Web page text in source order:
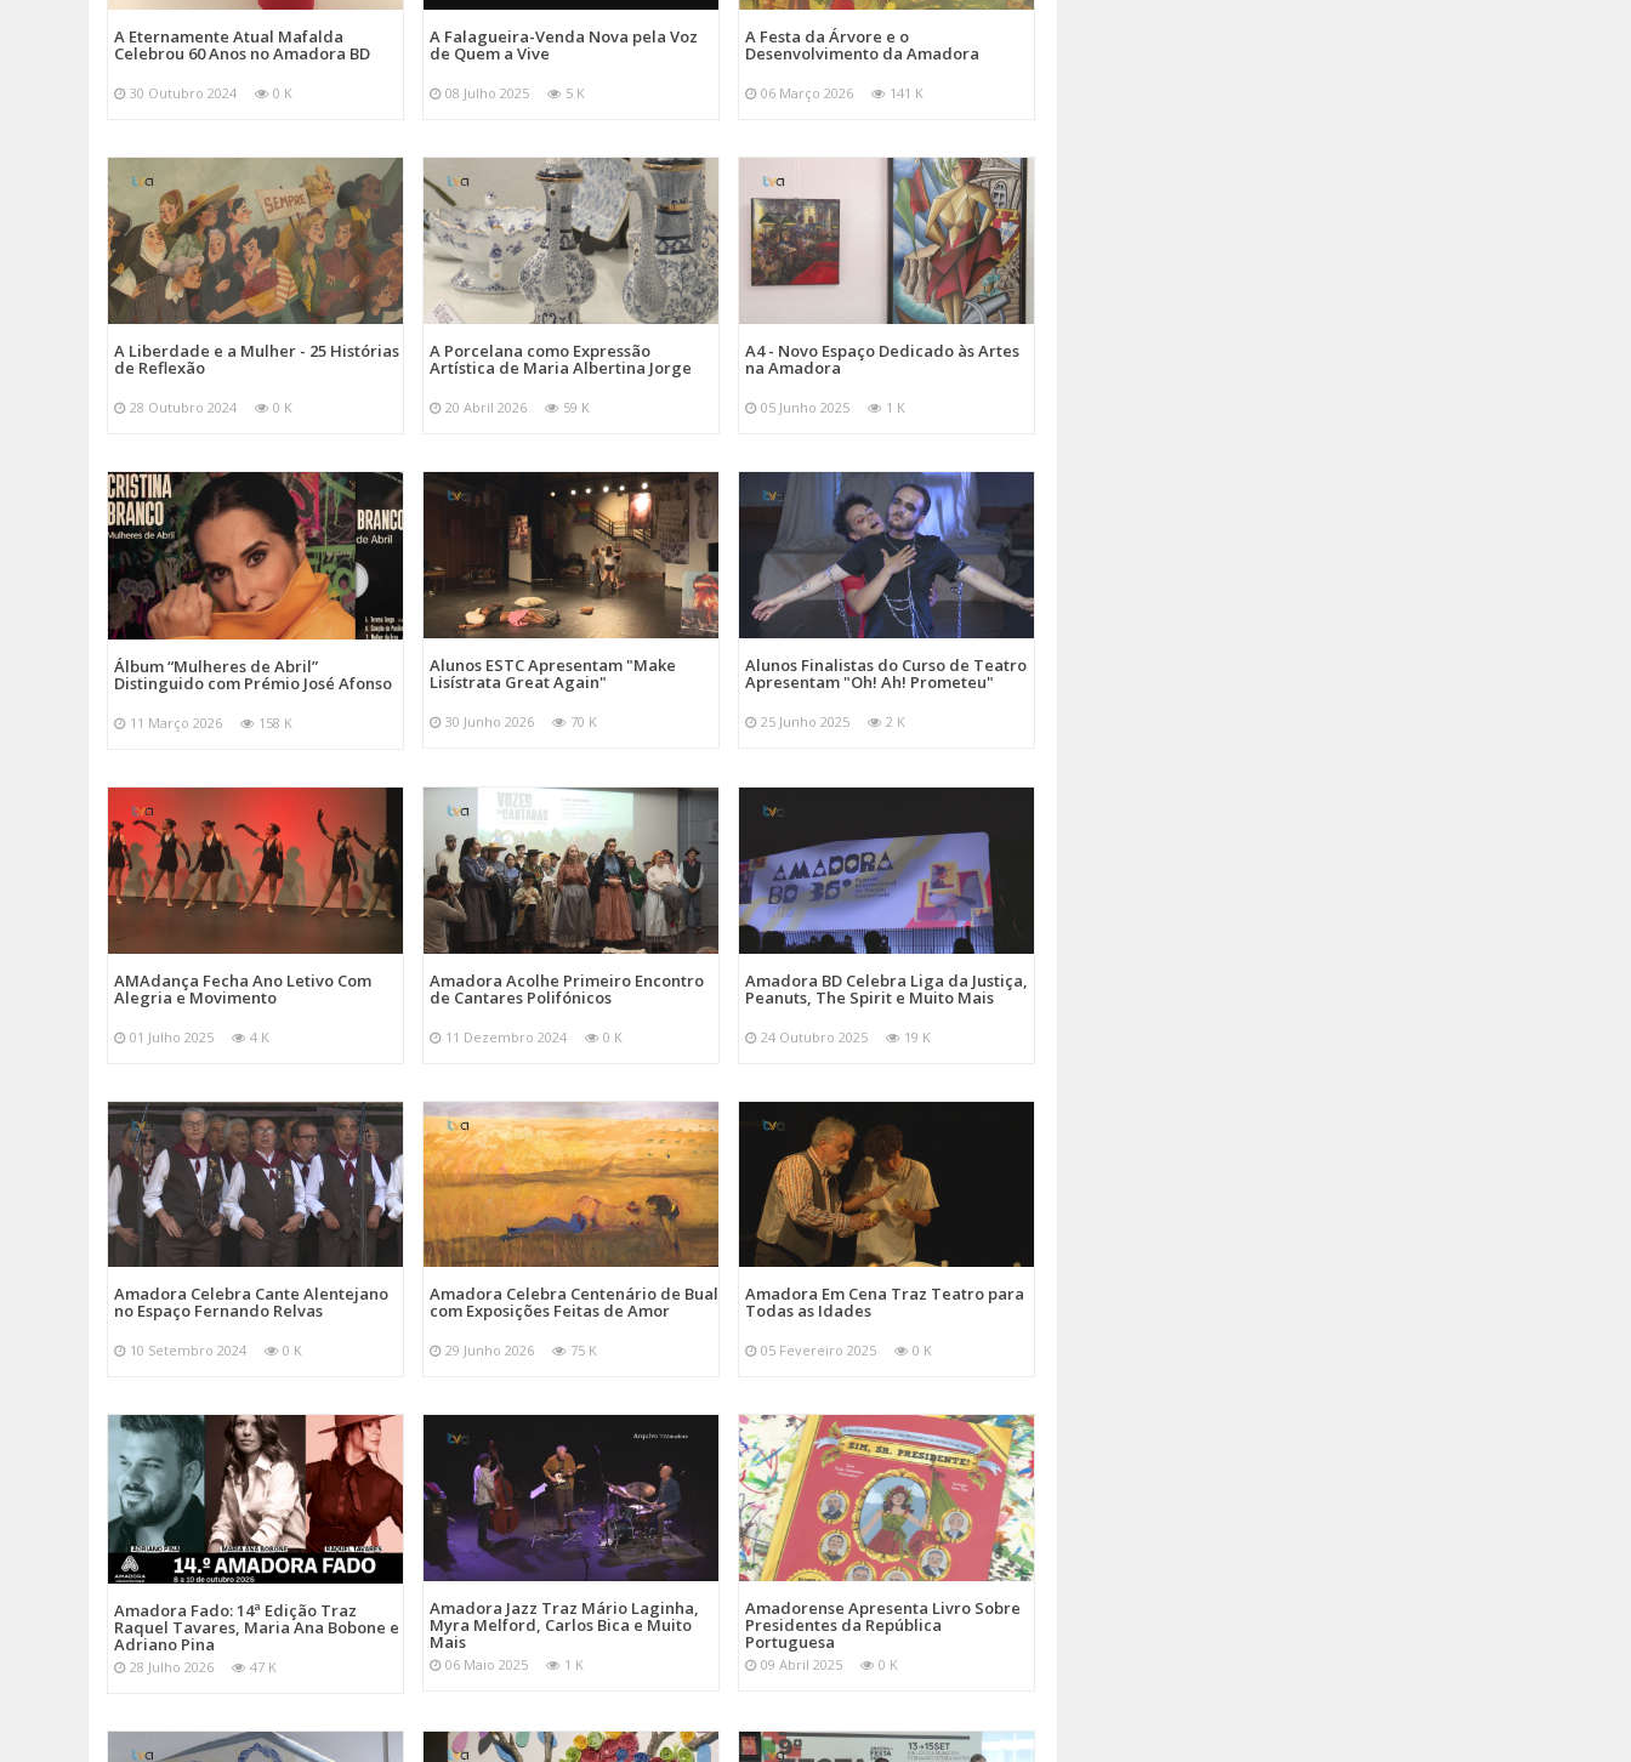
A Eternamente Atual Mafalda
Celebrou 60 Anos no Amadora BD
30 Outubro 2024 0 K
A Falagueira-Venda Nova pela Voz
de Quem a Vive
08 Julho 2025 5 K
A Festa da Árvore e o
Desenvolvimento da Amadora
06 Março 2026 141 K
A Liberdade e a Mulher - 25 Histórias
de Reflexão
28 Outubro 2024 0 K
A Porcelana como Expressão
Artística de Maria Albertina Jorge
20 Abril 2026 59 K
A4 - Novo Espaço Dedicado às Artes
na Amadora
05 Junho 2025 1 K
Álbum “Mulheres de Abril”
Distinguido com Prémio José Afonso
11 Março 2026 158 K
Alunos ESTC Apresentam "Make
Lisístrata Great Again"
30 Junho 2026 70 K
Alunos Finalistas do Curso de Teatro
Apresentam "Oh! Ah! Prometeu"
25 Junho 2025 2 K
AMAdança Fecha Ano Letivo Com
Alegria e Movimento
01 Julho 2025 4 K
Amadora Acolhe Primeiro Encontro
de Cantares Polifónicos
11 Dezembro 2024 0 K
Amadora BD Celebra Liga da Justiça,
Peanuts, The Spirit e Muito Mais
24 Outubro 2025 19 K
Amadora Celebra Cante Alentejano
no Espaço Fernando Relvas
10 Setembro 2024 0 K
Amadora Celebra Centenário de Bual
com Exposições Feitas de Amor
29 Junho 2026 75 K
Amadora Em Cena Traz Teatro para
Todas as Idades
05 Fevereiro 2025 0 K
Amadora Fado: 14ª Edição Traz
Raquel Tavares, Maria Ana Bobone e
Adriano Pina
28 Julho 2026 47 K
Amadora Jazz Traz Mário Laginha,
Myra Melford, Carlos Bica e Muito
Mais
06 Maio 2025 1 K
Amadorense Apresenta Livro Sobre
Presidentes da República
Portuguesa
09 Abril 2025 0 K